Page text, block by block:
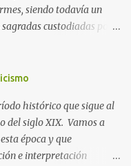
siendo todavía un
custodiadas por
de Apolo, Hermes le
de tripa de vaca.
una lira, el
también es la cítara
arco y las flechas. La
histórico que sigue al
del siglo XIX. Vamos a
época y que
e interpretación